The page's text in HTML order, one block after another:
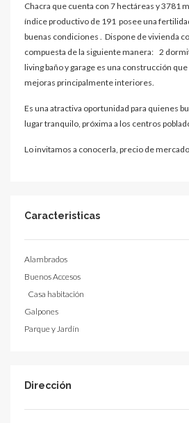
Chacra que cuenta con 7 hectáreas y 3781
índice productivo de 191 posee una
buenas condiciones . Dispone de vivienda
compuesta de la siguiente manera: 2
living baño y garage es una construcción
mejoras principalmente interiores.
Es una atractiva oportunidad para quienes
lugar tranquilo, próxima a los centros
Lo invitamos a conocerla, precio de
Caracteristicas
Alambrados
Buenos Accesos
Casa habitación
Galpones
Parque y Jardín
Dirección